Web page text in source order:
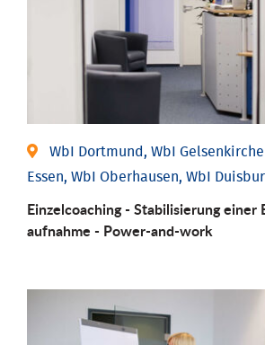
WbI Dortmund, WbI
Essen, WbI Oberhausen, WbI
Einzel­coaching - Stabili­sierung
aufnahme - Power-and-work